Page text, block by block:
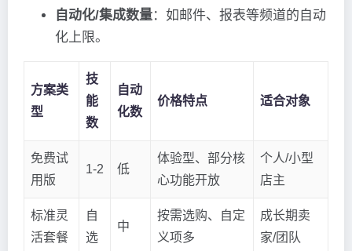
自动化/集成数量：如邮件、报表等频道的自动
化上限。
方案类
型
技
能
数
自动
化数
价格特点 适合对象
免费试
用版
1-2 低
体验型、部分核
心功能开放
个人/小型
店主
标准灵
活套餐
自
选
中
按需选购、自定
义项多
成长期卖
家/团队